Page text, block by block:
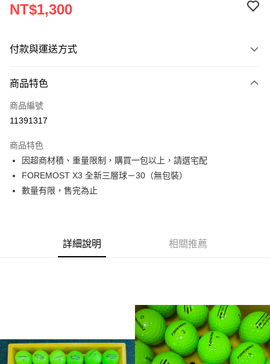
NT$1,300
付款與運送方式
信用卡一次付款
超商取貨付款
Apple Pay
悠遊付
每筆NT$250
商品特色
商品編號
11391317
商品特色
因超商材積、重量限制，購買一包以上，請選宅配
FOREMOST X3 全新三層球－30（無包裝）
數量有限，售完為止
詳細說明 相關推薦